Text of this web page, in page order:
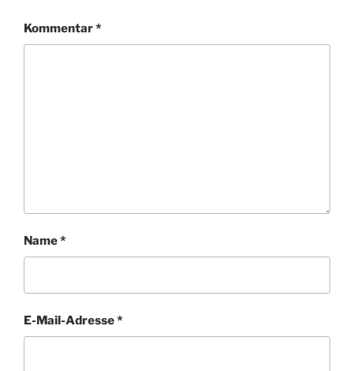
Kommentar*
Name*
E-Mail-Adresse*